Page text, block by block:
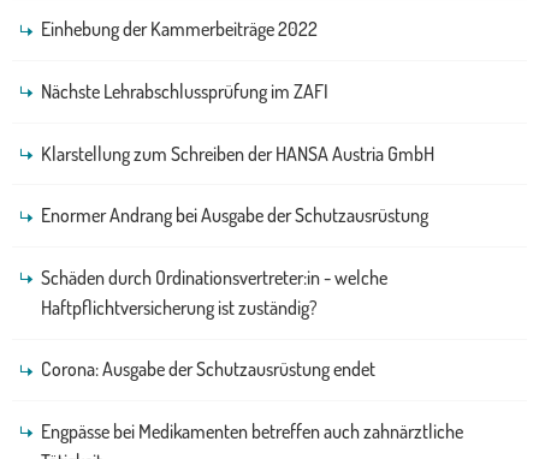
Einhebung der Kammerbeiträge 2022
Nächste Lehrabschlussprüfung im ZAFI
Klarstellung zum Schreiben der HANSA Austria GmbH
Enormer Andrang bei Ausgabe der Schutzausrüstung
Schäden durch Ordinationsvertreter:in - welche
Haftpflichtversicherung ist zuständig?
Corona: Ausgabe der Schutzausrüstung endet
Engpässe bei Medikamenten betreffen auch zahnärztliche